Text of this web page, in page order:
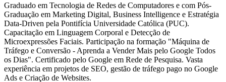
Graduado em Tecnologia de Redes de Computadores e com Pós-
Graduação em Marketing Digital, Business Intelligence e Estratégia
Data-Driven pela Pontifícia Universidade Católica (PUC).
Capacitação em Linguagem Corporal e Detecção de
Microexpressões Faciais. Participação na formação "Máquina de
Tráfego e Conversão - Aprenda a Vender Mais pelo Google Todos
os Dias". Certificado pelo Google em Rede de Pesquisa. Vasta
experiência em projetos de SEO, gestão de tráfego pago no Google
Ads e Criação de Websites.